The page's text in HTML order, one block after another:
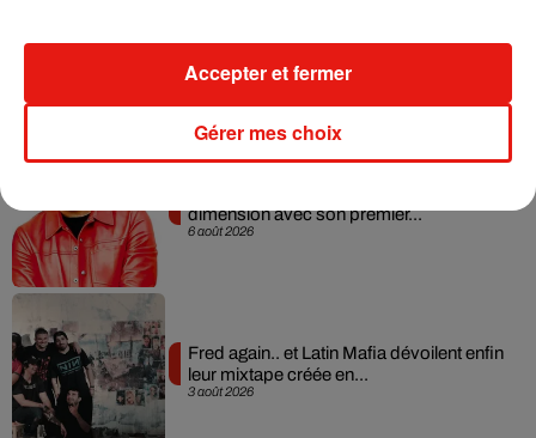
Musique
6 août 2026
dimension avec son premier...
3 août 2026
Fred again.. et Latin Mafia dévoilent enfin
leur mixtape créée en...
Gérer mes choix
Accepter et fermer